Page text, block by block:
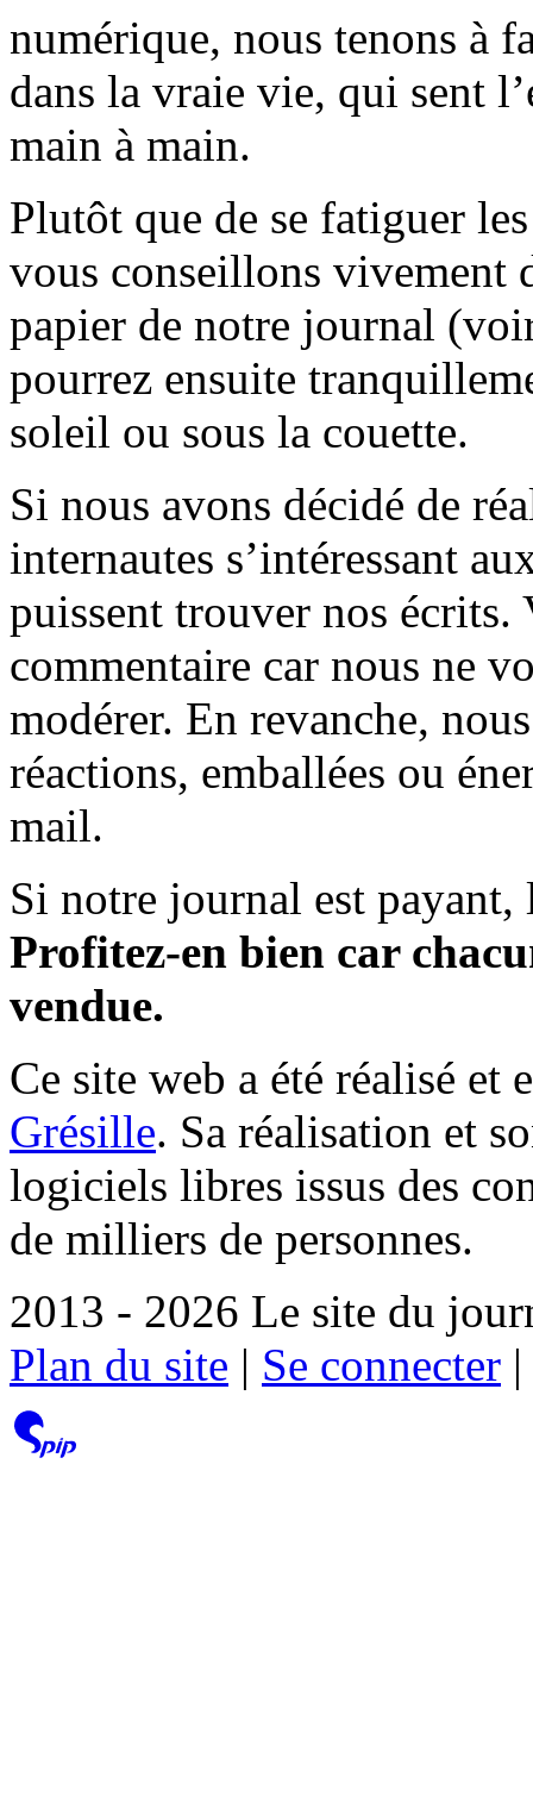
numérique, nous tenons à
dans la vraie vie, qui sent
main à main.
Plutôt que de se fatiguer
vous conseillons vivement
papier de notre journal
pourrez ensuite
soleil ou sous la couette.
Si nous avons décidé de
internautes s’intéressant
puissent trouver nos écrits.
commentaire car nous ne
modérer. En revanche,
réactions, emballées ou
mail.
Si notre journal est payant,
Profitez-en bien car
vendue.
Ce site web a été réalisé et
Grésille. Sa réalisation et
logiciels libres issus des
de milliers de personnes.
2013 - 2026 Le site du
Plan du site | Se connecter |